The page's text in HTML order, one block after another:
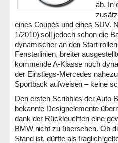
ab. In
eines Coupés und eines SUV.
1/2010) soll jedoch schon die
dynamischer an den Start rollen.
Fensterlinien, breiter
kommende A-Klasse noch
der Einstiegs-Mercedes
Sportback aufweisen – keine
Den ersten Scribbles der Auto
bekannte Designelemente
dank der Rückleuchten eine
BMW nicht zu übersehen. Ob
Stand ist, dürfte als fraglich